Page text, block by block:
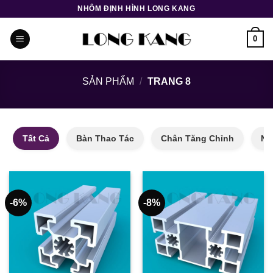
nội
NHÔM ĐỊNH HÌNH LONG KANG
0
SẢN PHẨM / TRANG 8
Tất Cả Bàn Thao Tác Chân Tăng Chỉnh
-6% -8%